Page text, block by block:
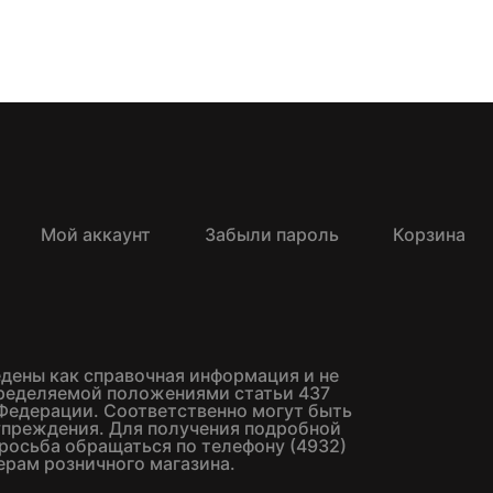
Мой аккаунт Забыли пароль Корзина
как справочная информация и не
положениями статьи 437
Соответственно могут быть
Для получения подробной
обращаться по телефону (4932)
розничного магазина.